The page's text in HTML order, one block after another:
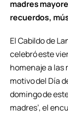
madres
recuerdos,
El Cabildo de
celebró este
homenaje a las
motivo del Día
domingo de
madres’, el